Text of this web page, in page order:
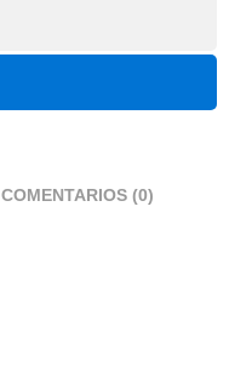
COMENTARIOS (0)